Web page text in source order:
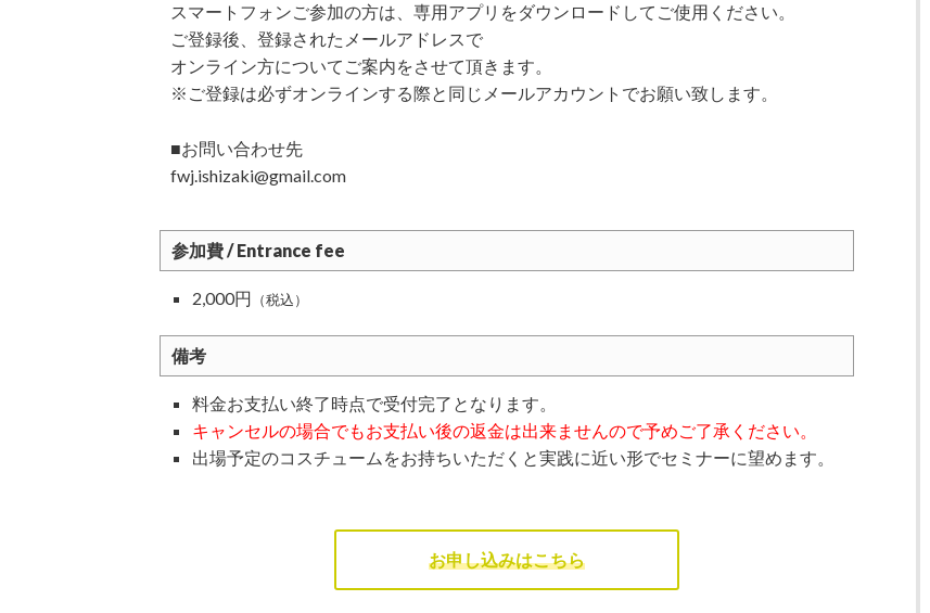
スマートフォンご参加の方は、専用アプリをダウンロードしてご使用ください。
ご登録後、登録されたメールアドレスで
オンライン方についてご案内をさせて頂きます。
※ご登録は必ずオンラインする際と同じメールアカウントでお願い致します。
■お問い合わせ先
fwj.ishizaki@gmail.com
参加費 / Entrance fee
2,000円 （税込）
備考
料金お支払い終了時点で受付完了となります。
キャンセルの場合でもお支払い後の返金は出来ませんので予めご了承ください。
出場予定のコスチュームをお持ちいただくと実践に近い形でセミナーに望めます。
お申し込みはこちら